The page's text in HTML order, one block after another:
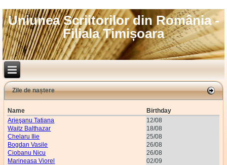
Uniunea Scriitorilor din România -
Filiala Timișoara
Zile de naștere
Name
Birthday
Arieşanu Tatiana
12/08
Waitz Balthazar
18/08
Chelaru Ilie
25/08
Bogdan Vasile
26/08
Ciobanu Nicu
26/08
Marineasa Viorel
02/09